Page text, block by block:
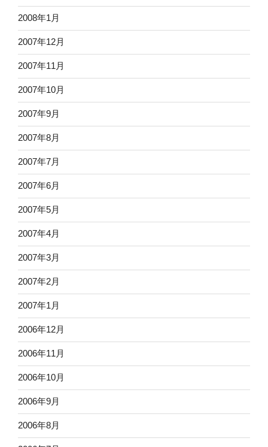
2008年1月
2007年12月
2007年11月
2007年10月
2007年9月
2007年8月
2007年7月
2007年6月
2007年5月
2007年4月
2007年3月
2007年2月
2007年1月
2006年12月
2006年11月
2006年10月
2006年9月
2006年8月